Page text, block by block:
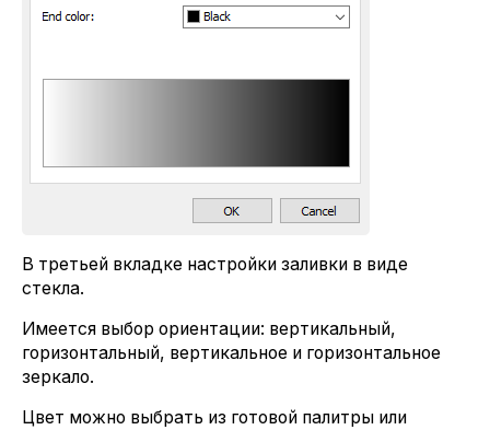
В третьей вкладке настройки заливки в виде
стекла.
Имеется выбор ориентации: вертикальный,
горизонтальный, вертикальное и горизонтальное
зеркало.
Цвет можно выбрать из готовой палитры или